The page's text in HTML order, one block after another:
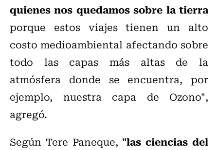
quienes nos quedamos sobre la tierra
porque estos viajes tienen un alto
costo medioambiental afectando sobre
todo las capas más altas de la
atmósfera donde se encuentra, por
ejemplo, nuestra capa de Ozono",
agregó.
Según Tere Paneque, "las ciencias del